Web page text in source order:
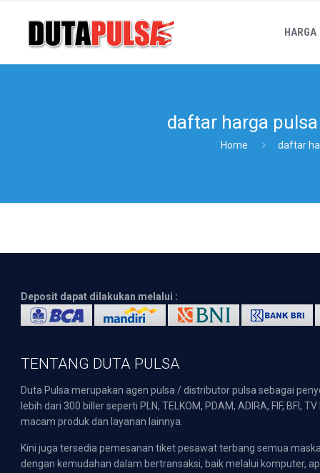
HARGA
daftar harga
Home daftar
Deposit dapat dilakukan melalui :
TENTANG DUTA PULSA
Duta Pulsa merupakan agen pulsa / distributor pulsa sebagai
lebih dari 300 biller seperti PLN, TELKOM, PDAM, ADIRA, FIF,
macam produk dan layanan lainnya.
Kini juga tersedia pemesanan tiket pesawat terbang semua
dengan kemudahan dalam bertransaksi, baik melalui komputer,